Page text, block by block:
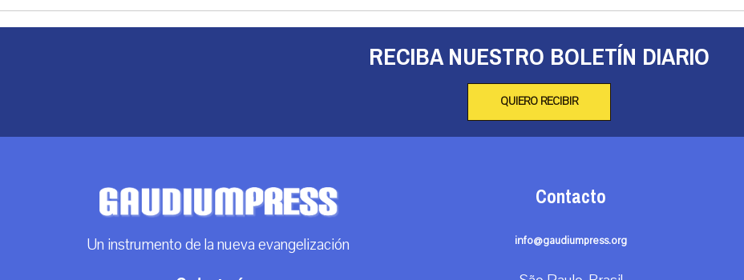
RECIBA NUESTRO BOLETÍN DIARIO
QUIERO RECIBIR
Un instrumento de la nueva evangelización
Contacto
info@gaudiumpress.org